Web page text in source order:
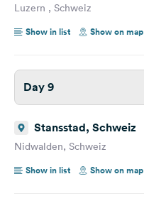
Luzern , Schweiz
Show in list
Show on map
Day 9
Stansstad, Schweiz
Nidwalden, Schweiz
Show in list
Show on map